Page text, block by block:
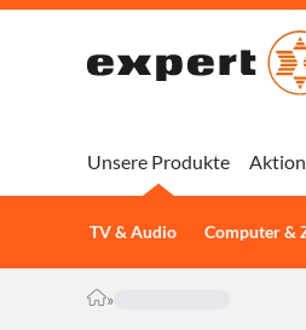
Unsere Produkte
TV & Audio Computer &
»